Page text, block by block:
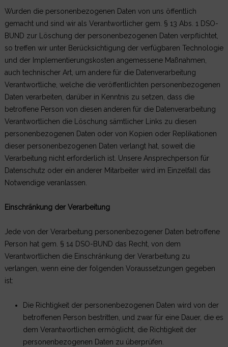
Wurden die personenbezogenen Daten von uns öffentlich
gemacht und sind wir als Verantwortlicher gem. § 13 Abs. 1 DSO-
BUND zur Löschung der personenbezogenen Daten verpflichtet,
so treffen wir unter Berücksichtigung der verfügbaren Technologie
und der Implementierungskosten angemessene Maßnahmen,
auch technischer Art, um andere für die Datenverarbeitung
Verantwortliche, welche die veröffentlichten personenbezogenen
Daten verarbeiten, darüber in Kenntnis zu setzen, dass die
betroffene Person von diesen anderen für die Datenverarbeitung
Verantwortlichen die Löschung sämtlicher Links zu diesen
personenbezogenen Daten oder von Kopien oder Replikationen
dieser personenbezogenen Daten verlangt hat, soweit die
Verarbeitung nicht erforderlich ist. Unsere Ansprechperson für
Datenschutz oder ein anderer Mitarbeiter wird im Einzelfall das
Notwendige veranlassen.
Einschränkung der Verarbeitung
Jede von der Verarbeitung personenbezogener Daten betroffene
Person hat gem. § 14 DSO-BUND das Recht, von dem
Verantwortlichen die Einschränkung der Verarbeitung zu
verlangen, wenn eine der folgenden Voraussetzungen gegeben
ist:
Die Richtigkeit der personenbezogenen Daten wird von der
betroffenen Person bestritten, und zwar für eine Dauer, die es
dem Verantwortlichen ermöglicht, die Richtigkeit der
personenbezogenen Daten zu überprüfen.